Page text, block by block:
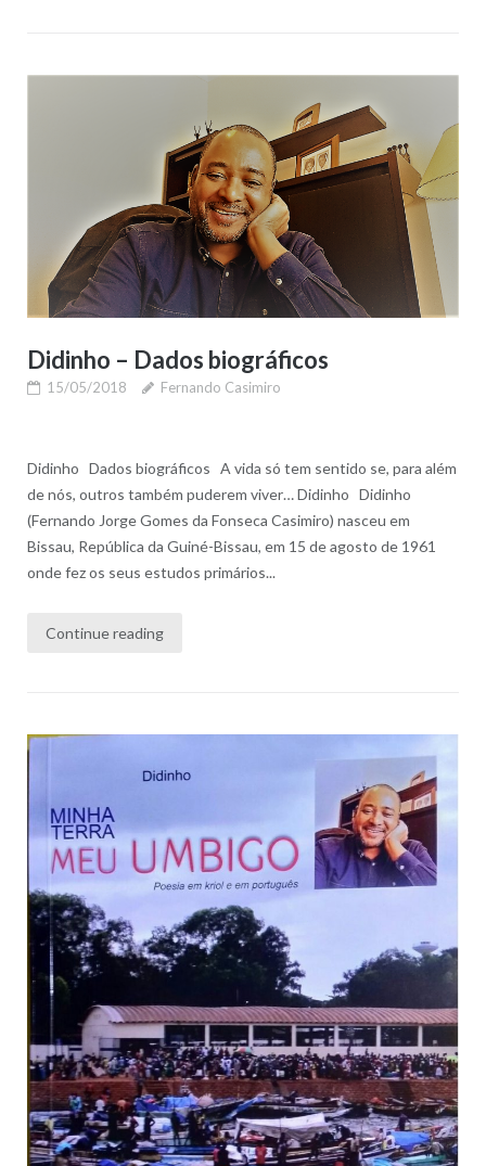
Didinho – Dados biográficos
15/05/2018 Fernando Casimiro
Didinho Dados biográficos A vida só tem sentido se, para além
de nós, outros também puderem viver… Didinho Didinho
(Fernando Jorge Gomes da Fonseca Casimiro) nasceu em
Bissau, República da Guiné-Bissau, em 15 de agosto de 1961
onde fez os seus estudos primários...
Continue reading